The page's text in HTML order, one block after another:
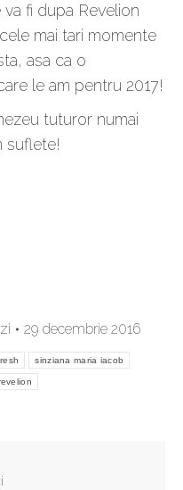
fi dupa Revelion
mai tari momente
asa ca o
le am pentru 2017!
tuturor numai
suflete!
29 decembrie 2016
sinziana maria iacob